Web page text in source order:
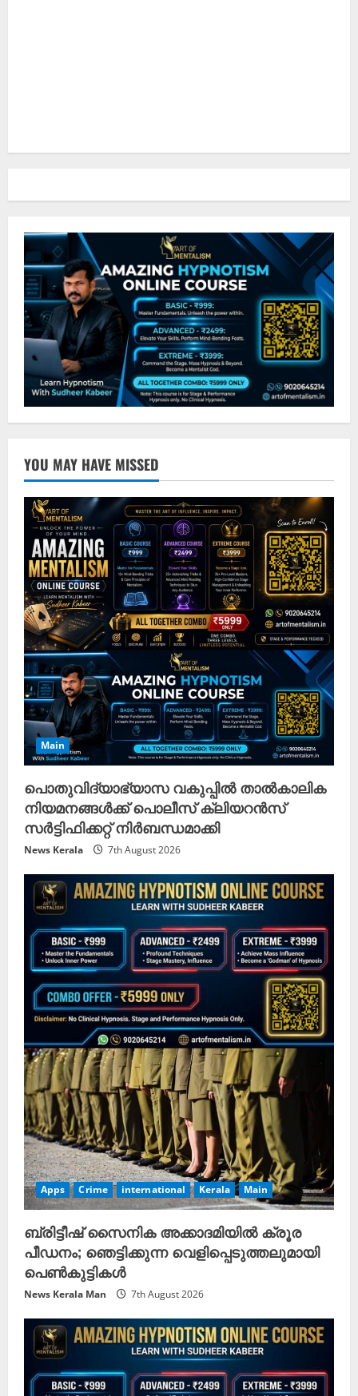
YOU MAY HAVE MISSED
Main
പൊതുവിദ്യാഭ്യാസ വകുപ്പിൽ താൽകാലിക
നിയമനങ്ങൾക്ക് പൊലീസ് ക്ലിയറൻസ്
സർട്ടിഫിക്കറ്റ് നിർബന്ധമാക്കി
News Kerala 7th August 2026
Apps Crime international Kerala Main
ബ്രിട്ടീഷ് സൈനിക അക്കാദമിയിൽ ക്രൂര
പീഡനം; ഞെട്ടിക്കുന്ന വെളിപ്പെടുത്തലുമായി
പെൺകുട്ടികൾ
News Kerala Man 7th August 2026